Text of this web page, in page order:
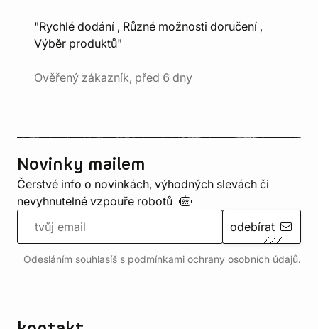
"Rychlé dodání , Různé možnosti doručení ,
Výběr produktů"
Ověřený zákazník, před 6 dny
Novinky mailem
Čerstvé info o novinkách, výhodných slevách či
nevyhnutelné vzpouře robotů
odebírat
Odesláním souhlasíš s podmínkami ochrany osobních údajů.